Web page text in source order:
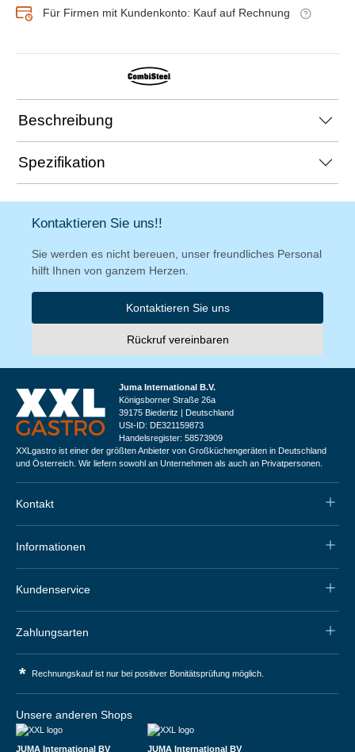
Für Firmen mit Kundenkonto: Kauf auf Rechnung
Beschreibung
Spezifikation
Kontaktieren Sie uns!!
Sie werden es nicht bereuen, unser freundliches Personal
hilft Ihnen von ganzem Herzen.
Kontaktieren Sie uns
Rückruf vereinbaren
Juma International B.V.
Königsborner Straße 26a
39175 Biederitz | Deutschland
USt-ID: DE321159873
Handelsregister: 58573909
XXLgastro ist einer der größten Anbieter von Großküchengeräten in Deutschland
und Österreich. Wir liefern sowohl an Unternehmen als auch an Privatpersonen.
Kontakt
Informationen
Kundenservice
Zahlungsarten
* Rechnungskauf ist nur bei positiver Bonitätsprüfung möglich.
Unsere anderen Shops
JUMA International BV JUMA International BV